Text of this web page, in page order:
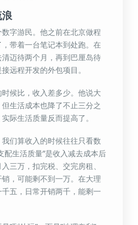
字游民。他之前在北京做程
带着一台笔记本到处跑。在
迈待两个月，再到巴厘岛待
远程开发的外包项目。
候比，收入差多少。他说大
生活成本也降了不止三分之
际生活质量反而提高了。
们算收入的时候往往只看数
配生活质量”是收入减去成本后
三万，扣完税、交完房租、
，可能剩不到一万。在大理
五，日常开销两千，能剩一